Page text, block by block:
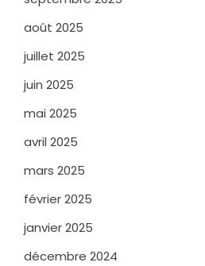
août 2025
juillet 2025
juin 2025
mai 2025
avril 2025
mars 2025
février 2025
janvier 2025
décembre 2024